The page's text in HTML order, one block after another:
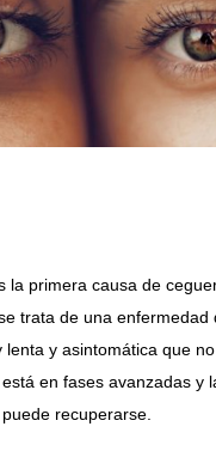
la primera causa de
trata de una enfermedad
lenta y asintomática que
en fases avanzadas y
recuperarse.